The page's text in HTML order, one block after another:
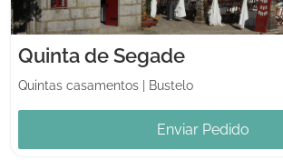
Quinta de Segade
Quintas casamentos Bustelo
Enviar Pedido